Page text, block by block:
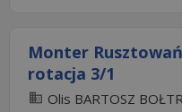
Monter
rotacja 3/1
Olis BARTOSZ